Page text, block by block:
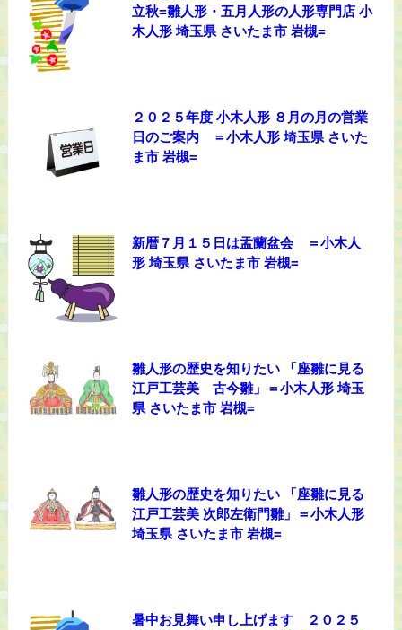
立秋=雛人形・五月人形の人形専門店 小
木人形 埼玉県 さいたま市 岩槻=
２０２５年度 小木人形 ８月の月の営業
日のご案内 ＝小木人形 埼玉県 さいた
ま市 岩槻=
新暦７月１５日は盂蘭盆会 ＝小木人
形 埼玉県 さいたま市 岩槻=
雛人形の歴史を知りたい 「座雛に見る
江戸工芸美 古今雛」＝小木人形 埼玉
県 さいたま市 岩槻=
雛人形の歴史を知りたい 「座雛に見る
江戸工芸美 次郎左衛門雛」＝小木人形
埼玉県 さいたま市 岩槻=
暑中お見舞い申し上げます ２０２５